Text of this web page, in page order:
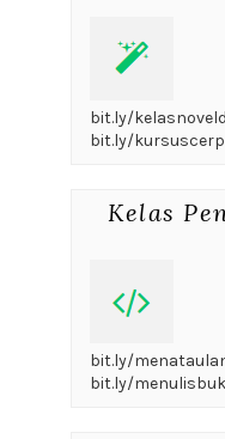
bit.ly/
bit.ly/
Kelas
bit.ly/
bit.ly/